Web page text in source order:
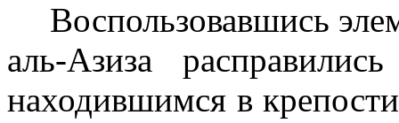
Воспользовавшись
аль-Азиза
находившимся в